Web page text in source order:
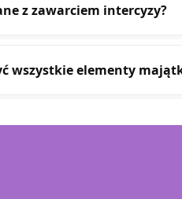
z zawarciem intercyzy?
wszystkie elementy